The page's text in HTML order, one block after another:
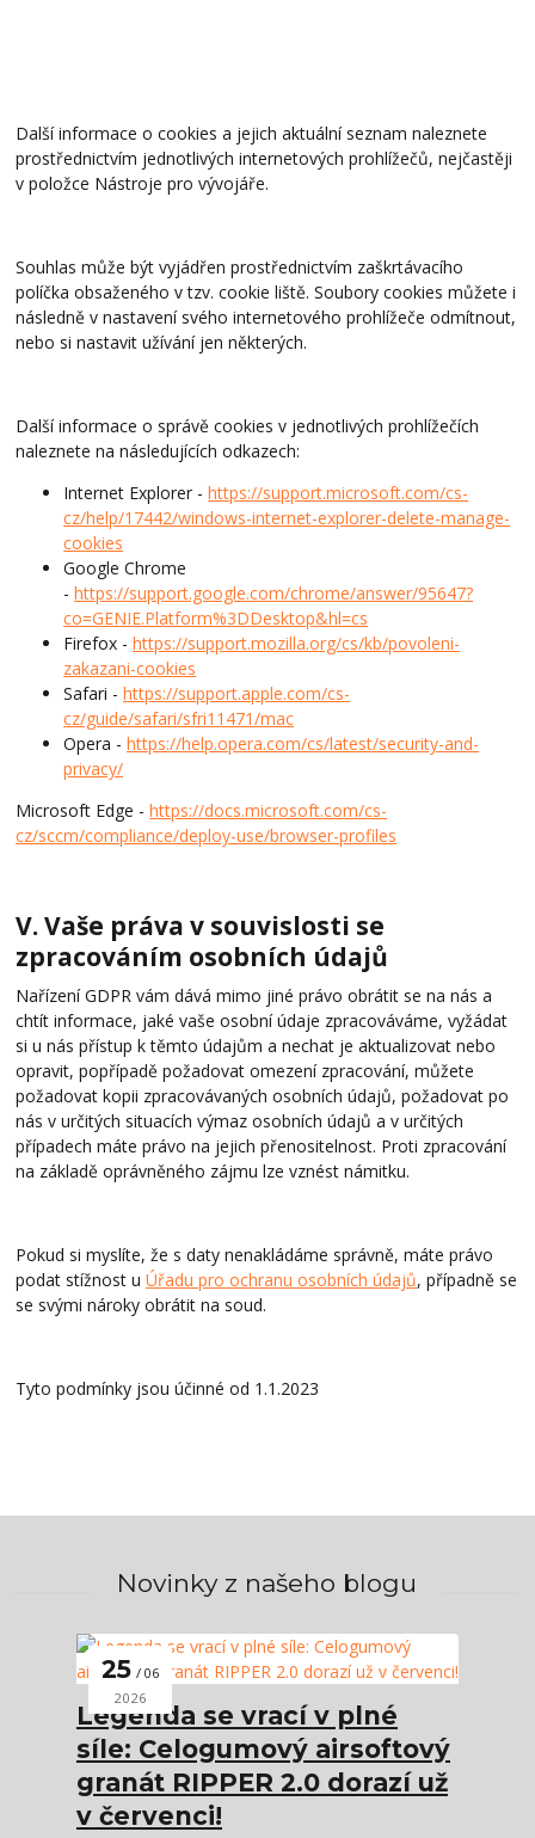
Další informace o cookies a jejich aktuální seznam naleznete
prostřednictvím jednotlivých internetových prohlížečů, nejčastěji
v položce Nástroje pro vývojáře.
Souhlas může být vyjádřen prostřednictvím zaškrtávacího
políčka obsaženého v tzv. cookie liště. Soubory cookies můžete i
následně v nastavení svého internetového prohlížeče odmítnout,
nebo si nastavit užívání jen některých.
Další informace o správě cookies v jednotlivých prohlížečích
naleznete na následujících odkazech:
Internet Explorer -https://support.microsoft.com/cs-
cz/help/17442/windows-internet-explorer-delete-manage-
cookies
Google Chrome
-https://support.google.com/chrome/answer/95647?
co=GENIE.Platform%3DDesktop&hl=cs
Firefox -https://support.mozilla.org/cs/kb/povoleni-
zakazani-cookies
Safari -https://support.apple.com/cs-
cz/guide/safari/sfri11471/mac
Opera -https://help.opera.com/cs/latest/security-and-
privacy/
Microsoft Edge -https://docs.microsoft.com/cs-
cz/sccm/compliance/deploy-use/browser-profiles
V. Vaše práva v souvislosti se
zpracováním osobních údajů
Nařízení GDPR vám dává mimo jiné právo obrátit se na nás a
chtít informace, jaké vaše osobní údaje zpracováváme, vyžádat
si u nás přístup k těmto údajům a nechat je aktualizovat nebo
opravit, popřípadě požadovat omezení zpracování, můžete
požadovat kopii zpracovávaných osobních údajů, požadovat po
nás v určitých situacích výmaz osobních údajů a v určitých
případech máte právo na jejich přenositelnost. Proti zpracování
na základě oprávněného zájmu lze vznést námitku.
Pokud si myslíte, že s daty nenakládáme správně, máte právo
podat stížnost uÚřadu pro ochranu osobních údajů, případně se
se svými nároky obrátit na soud.
Tyto podmínky jsou účinné od 1.1.2023
Novinky z našeho blogu
25 06
2026
Legenda se vrací v plné
síle: Celogumový airsoftový
granát RIPPER 2.0 dorazí už
v červenci!